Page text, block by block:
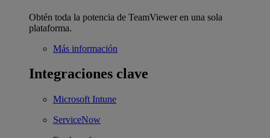
Obtén toda la potencia de TeamViewer en una sola
plataforma.
Más información
Integraciones clave
Microsoft Intune
ServiceNow